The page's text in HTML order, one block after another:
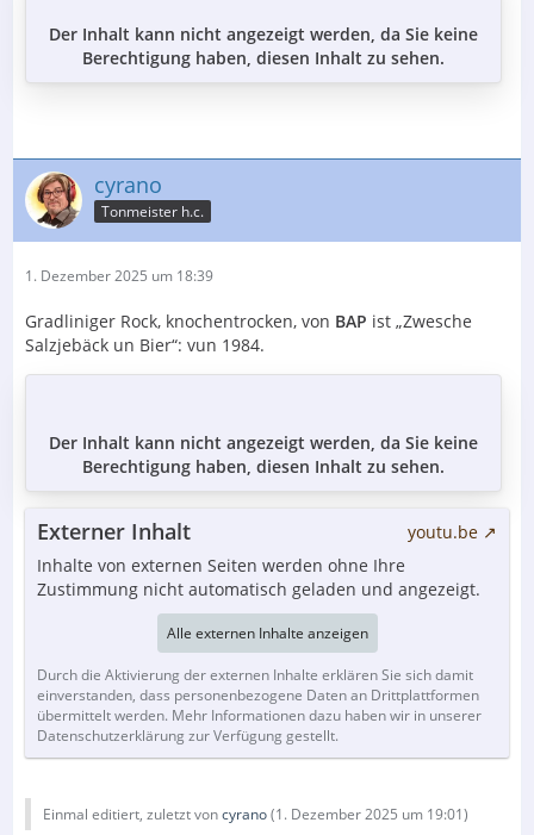
Der Inhalt kann nicht angezeigt werden, da Sie keine
Berechtigung haben, diesen Inhalt zu sehen.
cyrano
Tonmeister h.c.
1. Dezember 2025 um 18:39
Gradliniger Rock, knochentrocken, von BAP ist „Zwesche
Salzjebäck un Bier“: vun 1984.
Der Inhalt kann nicht angezeigt werden, da Sie keine
Berechtigung haben, diesen Inhalt zu sehen.
Externer Inhalt
youtu.be
Inhalte von externen Seiten werden ohne Ihre
Zustimmung nicht automatisch geladen und angezeigt.
Alle externen Inhalte anzeigen
Durch die Aktivierung der externen Inhalte erklären Sie sich damit
einverstanden, dass personenbezogene Daten an Drittplattformen
übermittelt werden. Mehr Informationen dazu haben wir in unserer
Datenschutzerklärung zur Verfügung gestellt.
Einmal editiert, zuletzt voncyrano(1. Dezember 2025 um 19:01)